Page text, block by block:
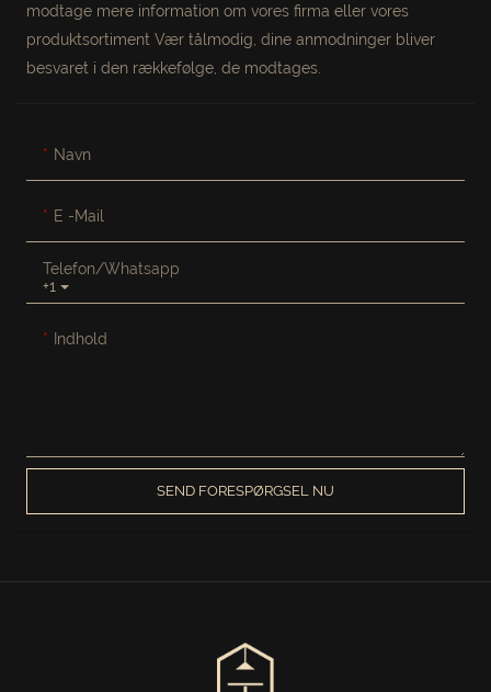
modtage mere information om vores firma eller vores
produktsortiment Vær tålmodig, dine anmodninger bliver
besvaret i den rækkefølge, de modtages.
Navn
E -mail
+1
Telefon/whatsapp
Indhold
SEND FORESPØRGSEL NU